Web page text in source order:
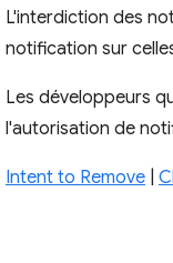
L'interdiction des
notification sur
Les développeurs
l'autorisation de
Intent to Remove